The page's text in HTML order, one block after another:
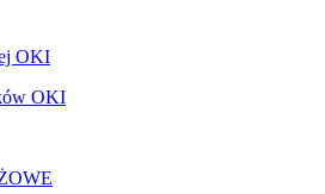
OKI
OKI